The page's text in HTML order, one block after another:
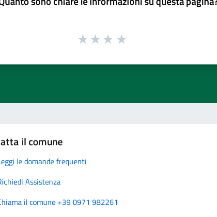
il comune
le domande frequenti
Assistenza
il comune +39 0971 982261